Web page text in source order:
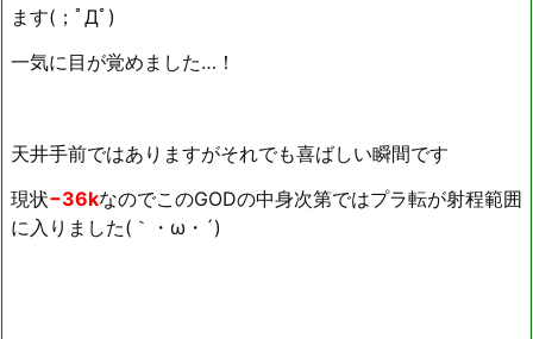
ます(；ﾟДﾟ)
一気に目が覚めました…！
天井手前ではありますがそれでも喜ばしい瞬間です
現状−36kなのでこのGODの中身次第ではプラ転が射程範囲
に入りました(｀・ω・´)ゞ